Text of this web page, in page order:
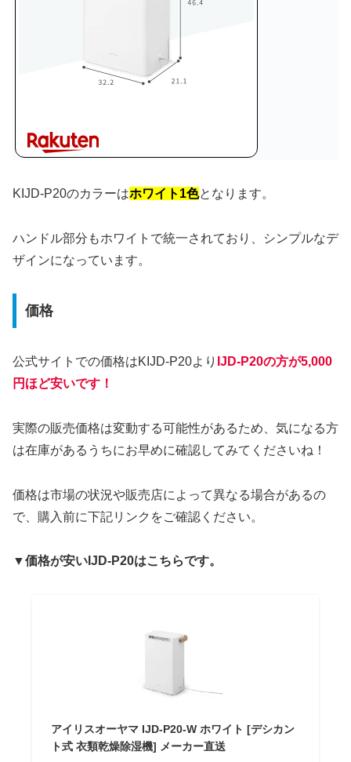
KIJD-P20のカラーはホワイト1色となります。
ハンドル部分もホワイトで統一されており、シンプルなデ
ザインになっています。
価格
公式サイトでの価格はKIJD-P20より IJD-P20の方が5,000
円ほど安いです！
実際の販売価格は変動する可能性があるため、気になる方
は在庫があるうちにお早めに確認してみてくださいね！
価格は市場の状況や販売店によって異なる場合があるの
で、購入前に下記リンクをご確認ください。
▼価格が安いIJD-P20はこちらです。
アイリスオーヤマ IJD-P20-W ホワイト [デシカン
ト式 衣類乾燥除湿機] メーカー直送